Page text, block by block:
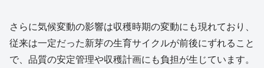
さらに気候変動の影響は収穫時期の変動にも現れており、
従来は一定だった新芽の生育サイクルが前後にずれること
で、品質の安定管理や収穫計画にも負担が生じています。